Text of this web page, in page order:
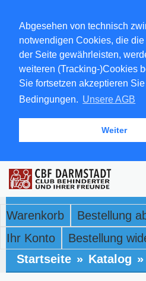
Abgesehen von technisch
notwendigen Cookies, die
der Seite gewährleisten,
weiteren (Tracking-)Cookies
Sie fortsetzen akzeptieren
Bedingungen. Unsere AGB
Weiter
Warenkorb
Bestellung
Ihr Konto
Bestellung
Startseite » Katalog »